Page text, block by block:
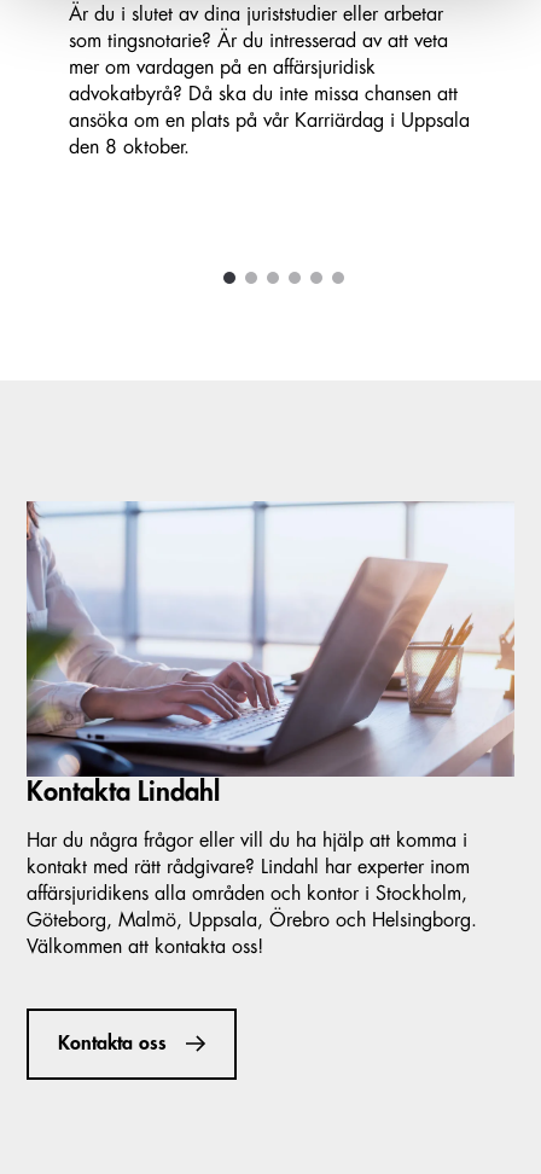
Är du i slutet av dina juriststudier eller arbetar
som tingsnotarie? Är du intresserad av att veta
mer om vardagen på en affärsjuridisk
advokatbyrå? Då ska du inte missa chansen att
ansöka om en plats på vår Karriärdag i Uppsala
den 8 oktober.
1 2 3 4 5 6
Kontakta Lindahl
Har du några frågor eller vill du ha hjälp att komma i
kontakt med rätt rådgivare? Lindahl har experter inom
affärsjuridikens alla områden och kontor i Stockholm,
Göteborg, Malmö, Uppsala, Örebro och Helsingborg.
Välkommen att kontakta oss!
Kontakta oss